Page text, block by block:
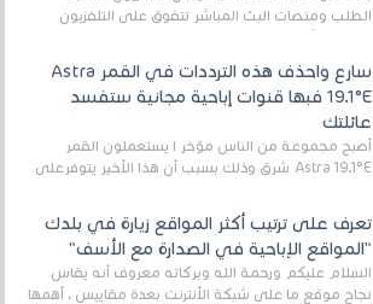
الطلب ومنصات البث المباشر تتفوق على التلفزيون
الرقمي الأرضي التقليدي، يُعدّ IPTV-org خيار...
سارع واحذف هذه الترددات في القمر Astra
19.1°E فبها قنوات إباحية مجانية ستفسد
عائلتك
أصبح مجموعة من الناس مؤخر ا يستعملون القمر
Astra 19.1°E شرق وذلك بسبب أن هذا الأخير يتوفرعلى
تعرف على ترتيب أكثر المواقع زيارة في بلدك
"المواقع الإباحية في الصدارة مع الأسف"
السلام عليكم ورحمة الله وبركاته معروف أنه يقاس
نجاح موقع ما على شبكة الأنترنت بعدة مقاييس ، أهمها